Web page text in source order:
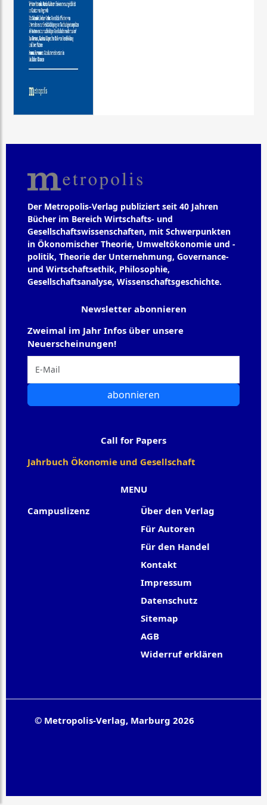
Der Metropolis-Verlag publiziert seit 40 Jahren
Bücher im Bereich Wirtschafts- und
Gesellschaftswissenschaften, mit Schwerpunkten
in Ökonomischer Theorie, Umweltökonomie und -
politik, Theorie der Unternehmung, Governance-
und Wirtschaftsethik, Philosophie,
Gesellschaftsanalyse, Wissenschaftsgeschichte.
MENU
Campuslizenz
Über den Verlag
Für Autoren
Für den Handel
Kontakt
Impressum
Datenschutz
Sitemap
AGB
Widerruf erklären
Newsletter abonnieren
Zweimal im Jahr Infos über unsere
Neuerscheinungen!
abonnieren
Call for Papers
Jahrbuch Ökonomie und Gesellschaft
© Metropolis-Verlag, Marburg 2026